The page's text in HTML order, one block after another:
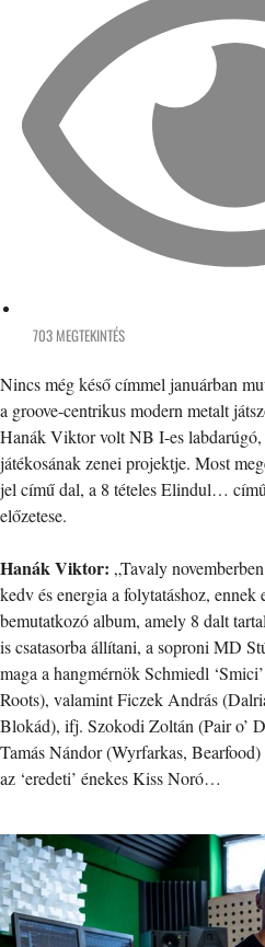
703 MEGTEKINTÉS
Nincs még késő címmel januárban
a groove-centrikus modern metalt
Hanák Viktor volt NB I-es labdarúgó,
játékosának zenei projektje. Most
jel című dal, a 8 tételes Elindul…
előzetese.
Hanák Viktor: „Tavaly
kedv és energia a folytatáshoz,
bemutatkozó album, amely 8 dalt
is csatasorba állítani, a soproni MD
maga a hangmérnök Schmiedl
Roots), valamint Ficzek András
Blokád), ifj. Szokodi Zoltán (Pair o’
Tamás Nándor (Wyrfarkas,
az ‘eredeti’ énekes Kiss Noró…